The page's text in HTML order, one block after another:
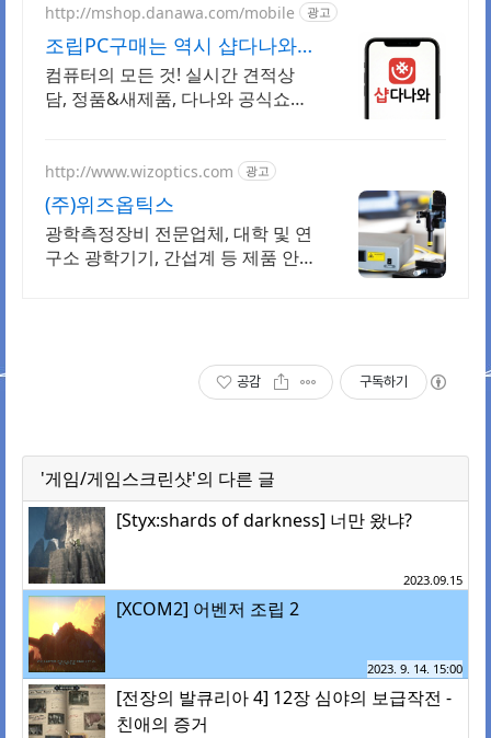
http://mshop.danawa.com/mobile 광고
조립PC구매는 역시 샵다나와
최대 36개월 무이자 할부
컴퓨터의 모든 것! 실시간 견적상
담, 정품&새제품, 다나와 공식쇼핑
http://www.wizoptics.com 광고
(주)위즈옵틱스
광학측정장비 전문업체, 대학 및 연
구소 광학기기, 간섭계 등 제품 안
공감 구독하기
'게임/게임스크린샷'의 다른 글
[Styx:shards of darkness] 너만 왔냐?
2023.09.15
[XCOM2] 어벤저 조립 2
2023. 9. 14. 15:00
[전장의 발큐리아 4] 12장 심야의 보급작전 -
친애의 증거